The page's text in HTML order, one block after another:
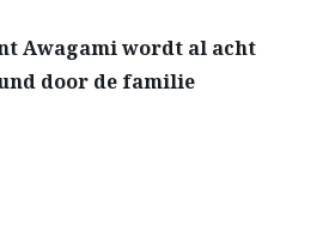
Awagami wordt al acht
door de familie